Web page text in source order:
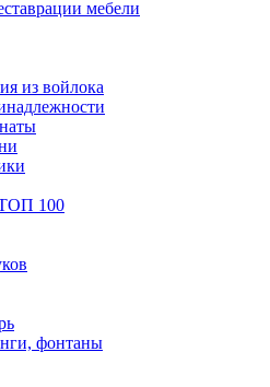
мебели
из войлока
ТОП 100
фонтаны